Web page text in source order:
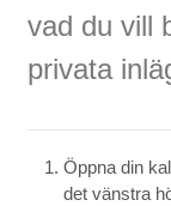
vad du vill
privata
Öppna din
det vänstra